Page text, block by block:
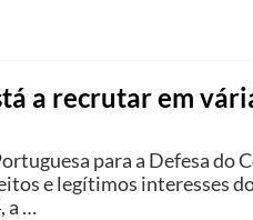
a recrutar em
para a Defesa do
e legítimos interesses
a …